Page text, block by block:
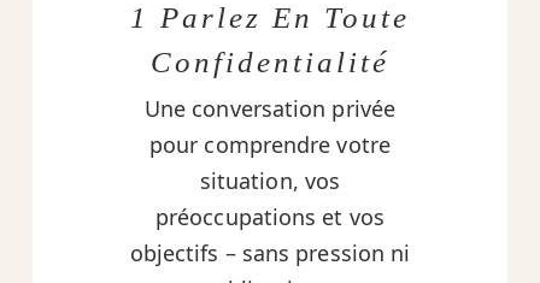
1 Parlez En Toute
Confidentialité
Une conversation privée
pour comprendre votre
situation, vos
préoccupations et vos
objectifs – sans pression ni